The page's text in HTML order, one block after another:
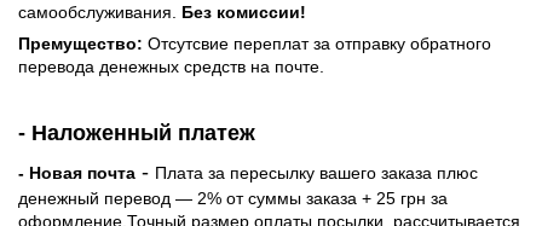
самообслуживания. Без комиссии!
Премущество: Отсутсвие переплат за отправку обратного
перевода денежных средств на почте.
- Наложенный платеж
- Новая почта - Плата за пересылку вашего заказа плюс
денежный перевод — 2% от суммы заказа + 25 грн за
оформление.Точный размер оплаты посылки рассчитывается